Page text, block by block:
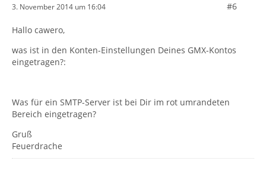
3. November 2014 um 16:04 #6
Hallo cawero,
was ist in den Konten-Einstellungen Deines GMX-Kontos
eingetragen?:
Was für ein SMTP-Server ist bei Dir im rot umrandeten
Bereich eingetragen?
Gruß
Feuerdrache